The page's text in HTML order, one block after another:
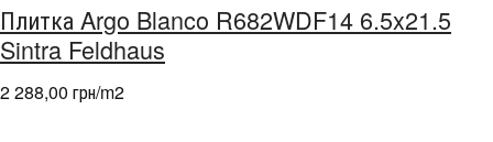
Плитка Argo Blanco R682WDF14 6.5x21.5
Sintra Feldhaus
2 288,00 грн/m2